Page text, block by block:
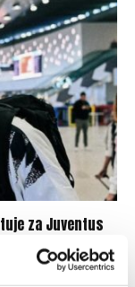
za Juventus